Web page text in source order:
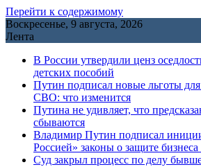
Перейти к содержимому
Воскресенье, 9 августа, 2026
Лента
В России утвердили ценз
детских пособий
Путин подписал новые льготы для
СВО: что изменится
Путина не удивляет, что
сбываются
Владимир Путин подписал
Россией» законы о защите
Cуд закрыл процесс по делу